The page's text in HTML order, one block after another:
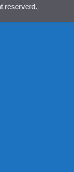
reserverd.